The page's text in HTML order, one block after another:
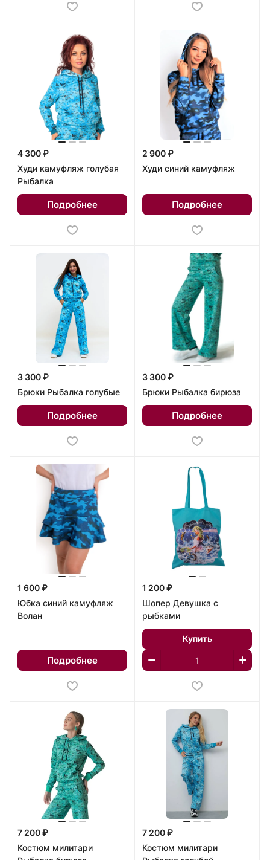
4 300 ₽
Худи камуфляж голубая
Рыбалка
Подробнее
2 900 ₽
Худи синий камуфляж
Подробнее
3 300 ₽
Брюки Рыбалка голубые
Подробнее
3 300 ₽
Брюки Рыбалка бирюза
Подробнее
1 600 ₽
Юбка синий камуфляж
Волан
Подробнее
1 200 ₽
Шопер Девушка с
рыбками
Купить
7 200 ₽
Костюм милитари
7 200 ₽
Костюм милитари